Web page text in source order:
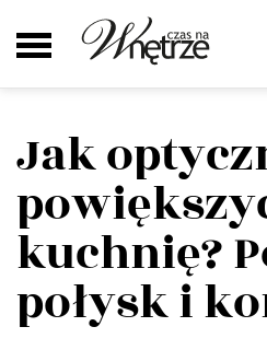
Jak
kuchnię?
połysk i